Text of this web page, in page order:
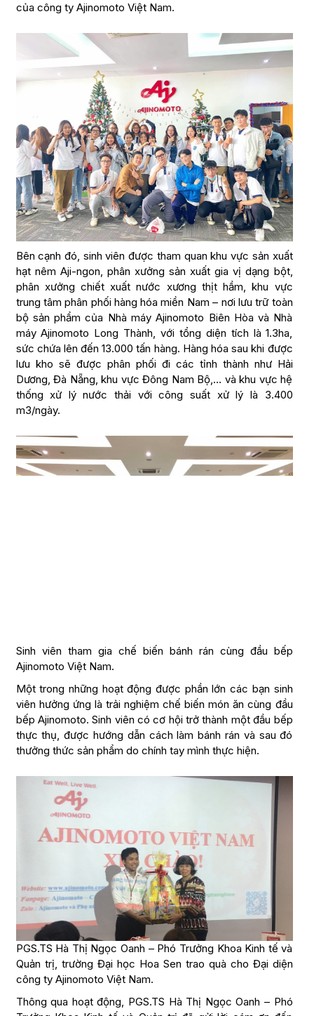
của công ty Ajinomoto Việt Nam.
Bên cạnh đó, sinh viên được tham quan khu vực sản xuất
hạt nêm Aji-ngon, phân xưởng sản xuất gia vị dạng bột,
phân xưởng chiết xuất nước xương thịt hầm, khu vực
trung tâm phân phối hàng hóa miền Nam – nơi lưu trữ toàn
bộ sản phẩm của Nhà máy Ajinomoto Biên Hòa và Nhà
máy Ajinomoto Long Thành, với tổng diện tích là 1.3ha,
sức chứa lên đến 13.000 tấn hàng. Hàng hóa sau khi được
lưu kho sẽ được phân phối đi các tỉnh thành như Hải
Dương, Đà Nẵng, khu vực Đông Nam Bộ,… và khu vực hệ
thống xử lý nước thải với công suất xử lý là 3.400
m3/ngày.
Sinh viên tham gia chế biến bánh rán cùng đầu bếp
Ajinomoto Việt Nam.
Một trong những hoạt động được phần lớn các bạn sinh
viên hưởng ứng là trải nghiệm chế biến món ăn cùng đầu
bếp Ajinomoto. Sinh viên có cơ hội trở thành một đầu bếp
thực thụ, được hướng dẫn cách làm bánh rán và sau đó
thưởng thức sản phẩm do chính tay mình thực hiện.
PGS.TS Hà Thị Ngọc Oanh – Phó Trưởng Khoa Kinh tế và
Quản trị, trường Đại học Hoa Sen trao quà cho Đại diện
công ty Ajinomoto Việt Nam.
Thông qua hoạt động, PGS.TS Hà Thị Ngọc Oanh – Phó